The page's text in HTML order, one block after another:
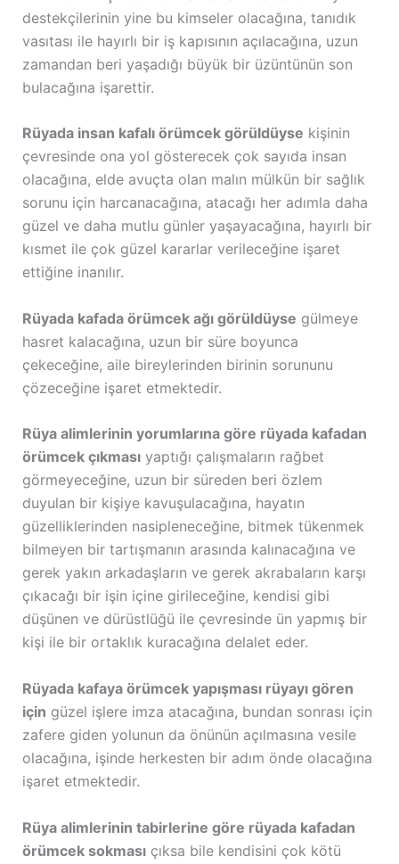
destekçilerinin yine bu kimseler olacağına, tanıdık
vasıtası ile hayırlı bir iş kapısının açılacağına, uzun
zamandan beri yaşadığı büyük bir üzüntünün son
bulacağına işarettir.
Rüyada insan kafalı örümcek görüldüyse kişinin
çevresinde ona yol gösterecek çok sayıda insan
olacağına, elde avuçta olan malın mülkün bir sağlık
sorunu için harcanacağına, atacağı her adımla daha
güzel ve daha mutlu günler yaşayacağına, hayırlı bir
kısmet ile çok güzel kararlar verileceğine işaret
ettiğine inanılır.
Rüyada kafada örümcek ağı görüldüyse gülmeye
hasret kalacağına, uzun bir süre boyunca
çekeceğine, aile bireylerinden birinin sorununu
çözeceğine işaret etmektedir.
Rüya alimlerinin yorumlarına göre rüyada kafadan
örümcek çıkmasıyaptığı çalışmaların rağbet
görmeyeceğine, uzun bir süreden beri özlem
duyulan bir kişiye kavuşulacağına, hayatın
güzelliklerinden nasipleneceğine, bitmek tükenmek
bilmeyen bir tartışmanın arasında kalınacağına ve
gerek yakın arkadaşların ve gerek akrabaların karşı
çıkacağı bir işin içine girileceğine, kendisi gibi
düşünen ve dürüstlüğü ile çevresinde ün yapmış bir
kişi ile bir ortaklık kuracağına delalet eder.
Rüyada kafaya örümcek yapışması rüyayı gören
için güzel işlere imza atacağına, bundan sonrası için
zafere giden yolunun da önünün açılmasına vesile
olacağına, işinde herkesten bir adım önde olacağına
işaret etmektedir.
Rüya alimlerinin tabirlerine göre rüyada kafadan
örümcek sokmasıçıksa bile kendisini çok kötü